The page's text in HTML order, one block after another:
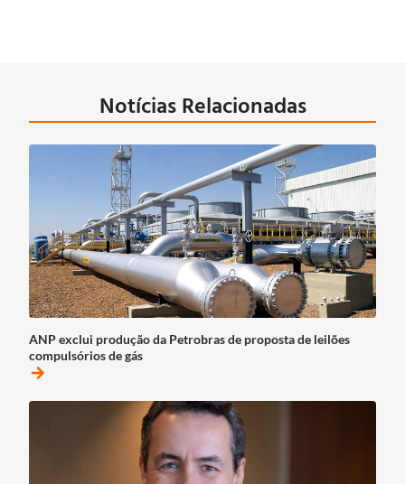
Notícias Relacionadas
ANP exclui produção da Petrobras de proposta de leilões
compulsórios de gás
arrow_forward